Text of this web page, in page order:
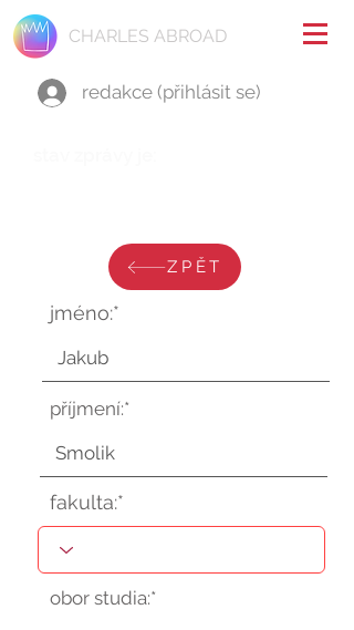
CHARLES ABROAD
redakce (přihlásit se)
ZPĚT
jméno:*
příjmení:*
fakulta:*
obor studia:*